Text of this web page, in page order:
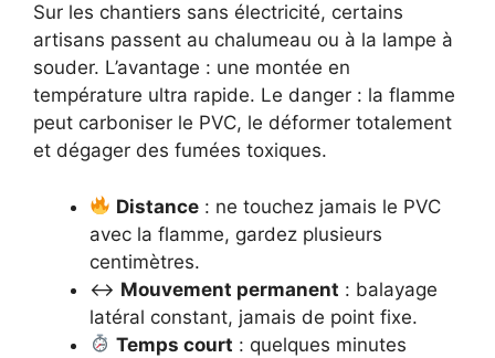
Sur les chantiers sans électricité, certains
artisans passent au chalumeau ou à la lampe à
souder. L’avantage : une montée en
température ultra rapide. Le danger : la flamme
peut carboniser le PVC, le déformer totalement
et dégager des fumées toxiques.
Distance : ne touchez jamais le PVC
avec la flamme, gardez plusieurs
centimètres.
↔️ Mouvement permanent : balayage
latéral constant, jamais de point fixe.
Temps court : quelques minutes